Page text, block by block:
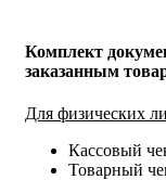
Комплект
заказанным
Для физических
Кассовый
Товарный